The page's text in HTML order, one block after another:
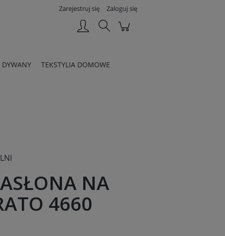
Zarejestruj się Zaloguj się
DYWANY TEKSTYLIA DOMOWE
NA
4660